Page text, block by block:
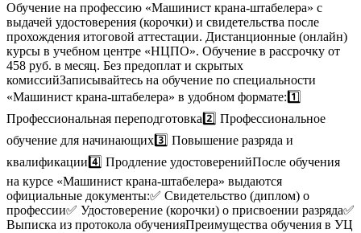
Обучение на профессию «Машинист крана-штабелера» с
выдачей удостоверения (корочки) и свидетельства после
прохождения итоговой аттестации. Дистанционные (онлайн)
курсы в учебном центре «НЦПО». Обучение в рассрочку от
458 руб. в месяц. Без предоплат и скрытых
комиссийЗаписывайтесь на обучение по специальности
«Машинист крана-штабелера» в удобном формате:1️⃣
Профессиональная переподготовка2️⃣ Профессиональное
обучение для начинающих3️⃣ Повышение разряда и
квалификации4️⃣ Продление удостоверенийПосле обучения
на курсе «Машинист крана-штабелера» выдаются
официальные документы:✅ Свидетельство (диплом) о
профессии✅ Удостоверение (корочки) о присвоении разряда✅
Выписка из протокола обученияПреимущества обучения в УЦ